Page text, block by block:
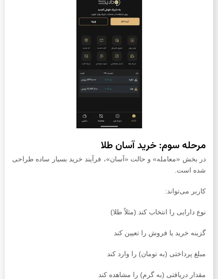
مرحله سوم: خرید آسان طلا
در بخش «معامله» و حالت «آسان»، فرآیند خرید بسیار ساده طراحی
شده است.
کاربر می‌تواند:
نوع دارایی را انتخاب کند (مثلاً طلا)
گزینه خرید یا فروش را تعیین کند
مبلغ پرداختی (به تومان) را وارد کند
مقدار دریافتی (به گرم) را مشاهده کند